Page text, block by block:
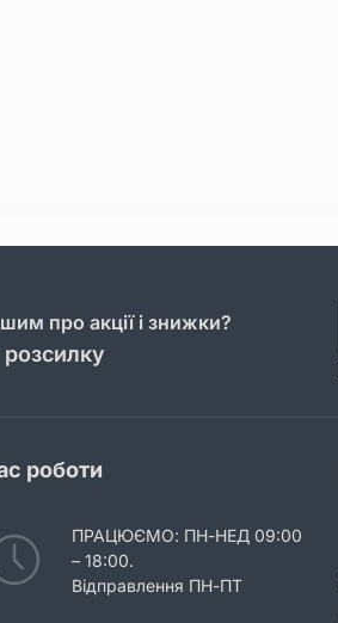
про акції і знижки?
роботи
ПРАЦЮЄМО: ПН-НЕД 09:00
– 18:00.
Відправлення ПН-ПТ